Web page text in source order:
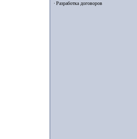
Разработка договоров